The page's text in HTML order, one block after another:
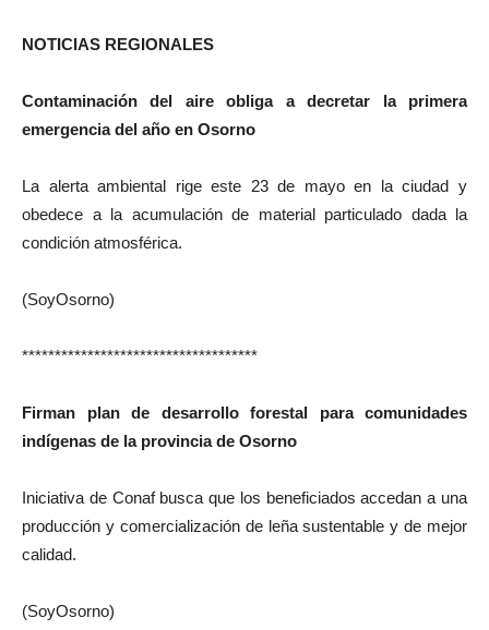
NOTICIAS REGIONALES
Contaminación del aire obliga a decretar la primera
emergencia del año en Osorno
La alerta ambiental rige este 23 de mayo en la ciudad y
obedece a la acumulación de material particulado dada la
condición atmosférica.
(SoyOsorno)
************************************
Firman plan de desarrollo forestal para comunidades
indígenas de la provincia de Osorno
Iniciativa de Conaf busca que los beneficiados accedan a una
producción y comercialización de leña sustentable y de mejor
calidad.
(SoyOsorno)